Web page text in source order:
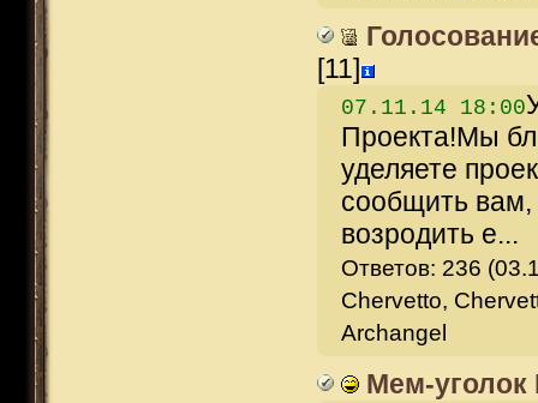
[11]
07.11.14 18:00
Проекта!Мы
уделяете
сообщить
возродить е...
Ответов: 236
Chervetto,
Archangel
Мем-